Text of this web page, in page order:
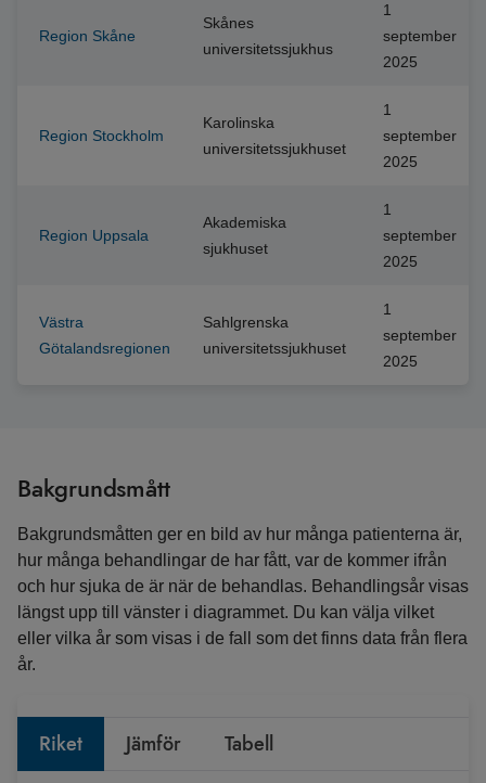
Region Skåne
Skånes
universitetssjukhus
1
september
2025
Region Stockholm
Karolinska
universitetssjukhuset
1
september
2025
Region Uppsala
Akademiska
sjukhuset
1
september
2025
Västra
Götalandsregionen
Sahlgrenska
universitetssjukhuset
1
september
2025
Bakgrundsmått
Bakgrundsmåtten ger en bild av hur många patienterna är,
hur många behandlingar de har fått, var de kommer ifrån
och hur sjuka de är när de behandlas. Behandlingsår visas
längst upp till vänster i diagrammet. Du kan välja vilket
eller vilka år som visas i de fall som det finns data från flera
år.
Riket Jämför Tabell